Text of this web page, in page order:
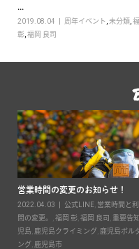
...
2019.08.04 周年イベント 未分類
彰, 福岡 良司
営業時間の変更のお知らせ！
2022.04.03 公式LINE, 営業時間と
間の変更。
福岡 彰 福岡 良司 重要告知
児島
鹿児島クライミング, 鹿児島ボル
ング, 鹿児島市